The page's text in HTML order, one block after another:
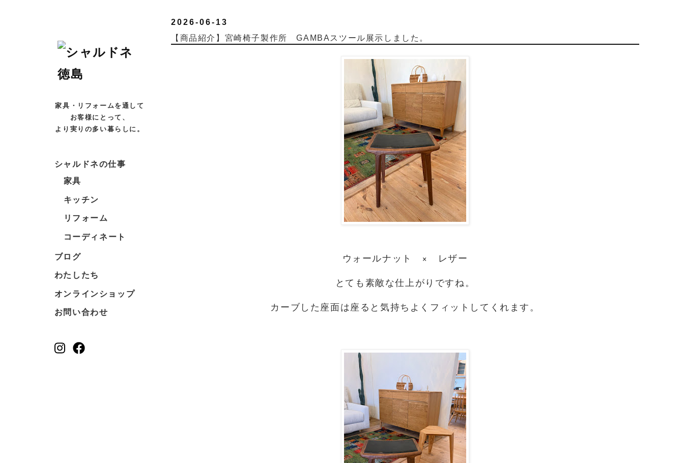
家具・リフォームを通して
お客様にとって、
より実りの多い暮らしに。
シャルドネの仕事
家具
キッチン
リフォーム
コーディネート
ブログ
わたしたち
オンラインショップ
お問い合わせ
2026-06-13
【商品紹介】宮崎椅子製作所 GAMBAスツール展示しました。
ウォールナット × レザー
とても素敵な仕上がりですね。
カーブした座面は座ると気持ちよくフィットしてくれます。